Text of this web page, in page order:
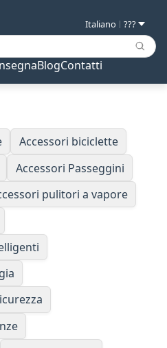
BlogContatti
Italiano | ???
Accessori biciclette
Accessori Passeggini
pulitori a vapore